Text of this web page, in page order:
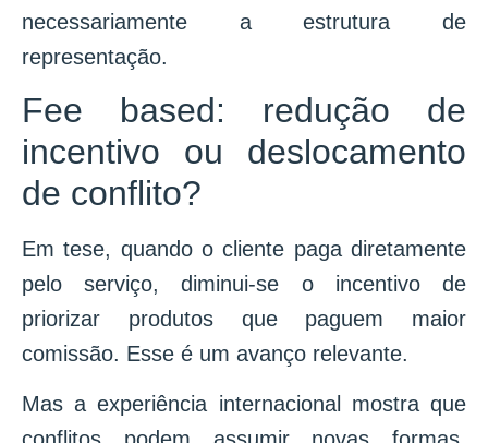
necessariamente a estrutura de
representação.
Fee based: redução de
incentivo ou deslocamento
de conflito?
Em tese, quando o cliente paga diretamente
pelo serviço, diminui-se o incentivo de
priorizar produtos que paguem maior
comissão. Esse é um avanço relevante.
Mas a experiência internacional mostra que